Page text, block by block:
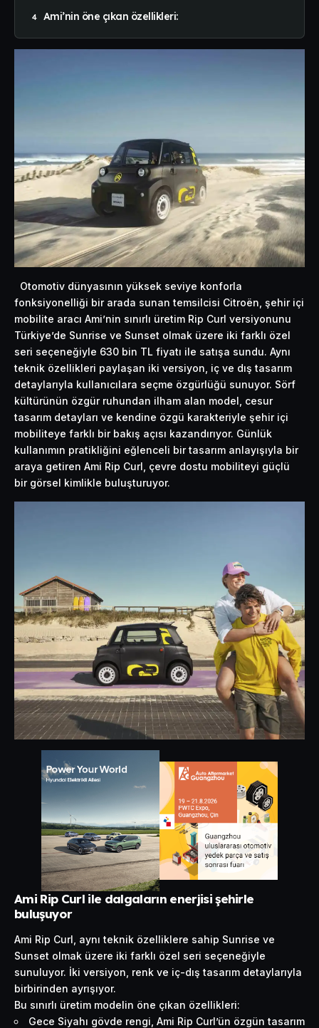
Ami’nin öne çıkan özellikleri:
Otomotiv dünyasının yüksek seviye konforla
fonksiyonelliği bir arada sunan temsilcisi Citroën, şehir içi
mobilite aracı Ami’nin sınırlı üretim Rip Curl versiyonunu
Türkiye’de Sunrise ve Sunset olmak üzere iki farklı özel
seri seçeneğiyle 630 bin TL fiyatı ile satışa sundu. Aynı
teknik özellikleri paylaşan iki versiyon, iç ve dış tasarım
detaylarıyla kullanıcılara seçme özgürlüğü sunuyor. Sörf
kültürünün özgür ruhundan ilham alan model, cesur
tasarım detayları ve kendine özgü karakteriyle şehir içi
mobiliteye farklı bir bakış açısı kazandırıyor. Günlük
kullanımın pratikliğini eğlenceli bir tasarım anlayışıyla bir
araya getiren Ami Rip Curl, çevre dostu mobiliteyi güçlü
bir görsel kimlikle buluşturuyor.
Ami Rip Curl ile dalgaların enerjisi şehirle
buluşuyor
Ami Rip Curl, aynı teknik özelliklere sahip Sunrise ve
Sunset olmak üzere iki farklı özel seri seçeneğiyle
sunuluyor. İki versiyon, renk ve iç-dış tasarım detaylarıyla
birbirinden ayrışıyor.
Bu sınırlı üretim modelin öne çıkan özellikleri:
Gece Siyahı gövde rengi, Ami Rip Curl’ün özgün tasarım